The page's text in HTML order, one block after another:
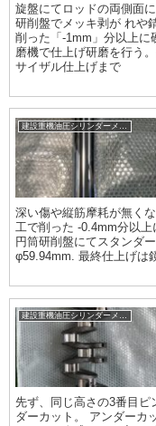
旋盤にてロッドの両側面
研削盤でメッキ剥が れや
削った「-1mm」分以上
磨機で仕上げ研磨を行う
サイザル仕上げまで
深い傷や縦筋摩耗が無く
工で削った -0.4mm分以上
円筒研削盤にてスタンダ
φ59.94mm. 最終仕上げは
先ず、同じ高さの3番目ピ
ダーカット。 アンダーカ